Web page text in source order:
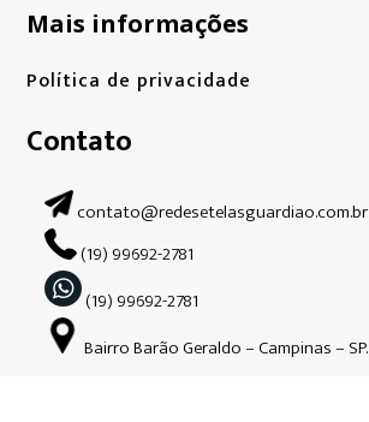
Mais informações
Política de privacidade
Contato
contato@redesetelasguardiao.com.br
(19) 99692-2781
(19) 99692-2781
Bairro Barão Geraldo – Campinas – SP.